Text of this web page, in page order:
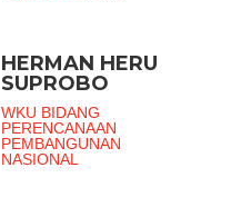
HERMAN HERU
SUPROBO
WKU BIDANG
PERENCANAAN
PEMBANGUNAN
NASIONAL